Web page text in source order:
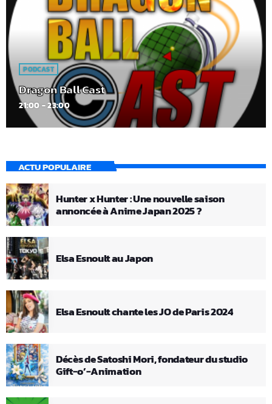
PODCAST
Dragon Ball Cast
21:00 - 23:00
ACTU POPULAIRE
Hunter x Hunter : Une nouvelle saison
annoncée à Anime Japan 2025 ?
Elsa Esnoult au Japon
Elsa Esnoult chante les JO de Paris 2024
Décès de Satoshi Mori, fondateur du studio
Gift-o’-Animation